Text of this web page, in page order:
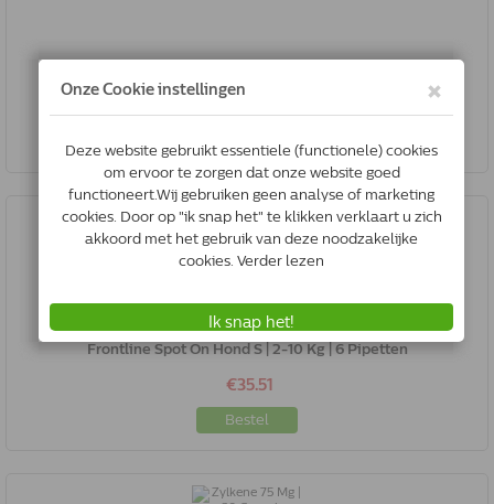
Bestel
Frontline Spot On Hond S | 2-10 Kg | 6 Pipetten
€35.51
Bestel